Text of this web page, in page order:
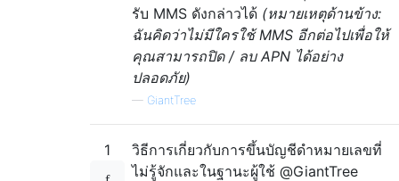
รับ MMS ดังกล่าวได้ (หมายเหตุด้านข้าง:
ฉันคิดว่าไม่มีใครใช้ MMS อีกต่อไปเพื่อให้
คุณสามารถปิด / ลบ APN ได้อย่าง
ปลอดภัย)
— GiantTree
1
วิธีการเกี่ยวกับการขึ้นบัญชีดำหมายเลขที่
ไม่รู้จักและในฐานะผู้ใช้ @GiantTree